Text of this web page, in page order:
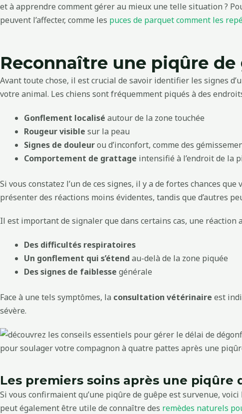
et à apprendre comment gérer au mieux une telle situation ?
peuvent l’affecter, comme les puces de parquet comment les
Reconnaître une piqûre
Avant toute chose, il est crucial de savoir identifier les signes
votre animal. Les chiens sont fréquemment piqués à des
Gonflement localisé autour de la zone touchée
Rougeur visible sur la peau
Signes de douleurou d’inconfort, comme des
Comportement de grattage intensifié à l’endroit de la
Si vous constatez l’un de ces signes, il y a de fortes chances
présenter des réactions moins évidentes, tandis que d’autres
Il est important de signaler que dans certains cas, une réaction
Des difficultés respiratoires
Un gonflement qui s’étend au-delà de la zone piquée
Des signes de faiblesse générale
Face à une tels symptômes, la consultation vétérinaire est
sévère.
Les premiers soins après une piqûre
Si vous confirmaient qu’une piqûre de guêpe est survenue,
peut également être utile de connaître des remèdes naturels